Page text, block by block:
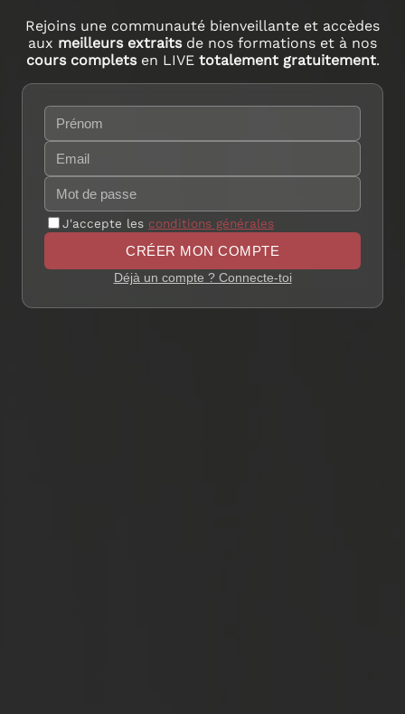
Rejoins une communauté bienveillante et accèdes
aux meilleurs extraitsde nos formations et à nos
cours completsen LIVE totalement gratuitement.
J'accepte les conditions générales
CRÉER MON COMPTE
Déjà un compte ? Connecte-toi